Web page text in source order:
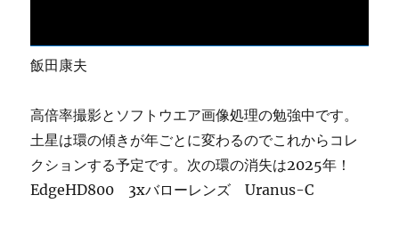
飯田康夫
高倍率撮影とソフトウエア画像処理の勉強中です。
土星は環の傾きが年ごとに変わるのでこれからコレ
クションする予定です。次の環の消失は2025年！
EdgeHD800 3xバローレンズ Uranus-C